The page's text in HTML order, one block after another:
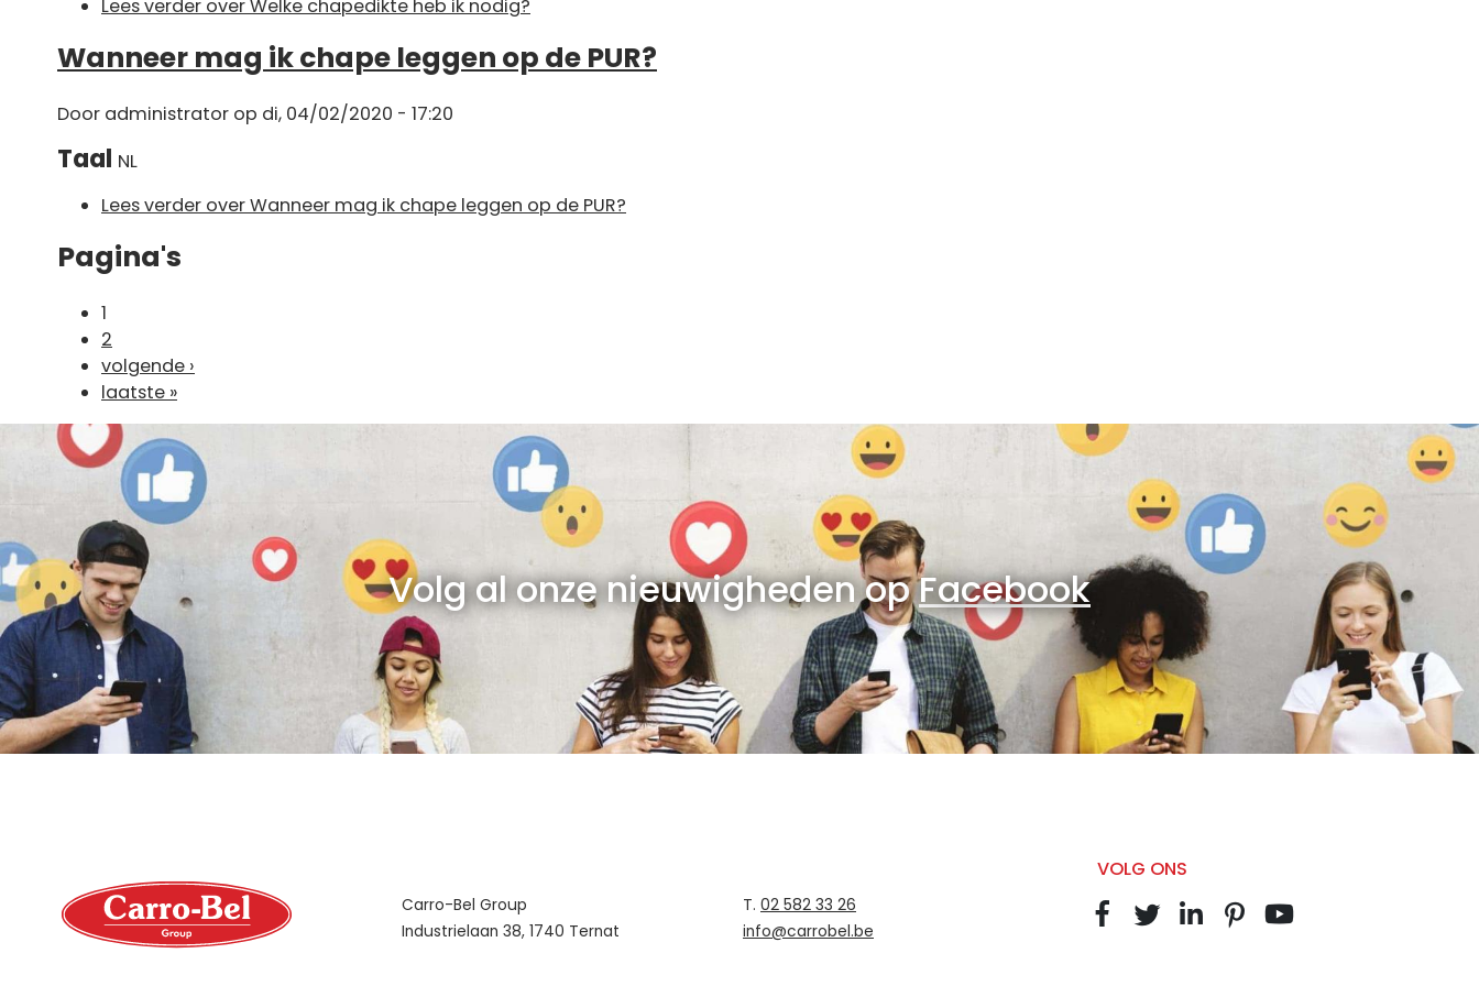
Lees verder over Welke chapedikte heb ik nodig?
Wanneer mag ik chape leggen op de PUR?
Door administrator op di, 04/02/2020 - 17:20
Taal NL
Lees verder over Wanneer mag ik chape leggen op de PUR?
Pagina's
1
2
volgende ›
laatste »
Volg al onze nieuwigheden opFacebook
Carro-Bel Group
Industrielaan 38, 1740 Ternat
T. 02 582 33 26
info@carrobel.be
VOLG ONS